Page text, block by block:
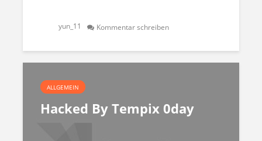
yun_11 Kommentar schreiben
ALLGEMEIN
Hacked By Tempix 0day